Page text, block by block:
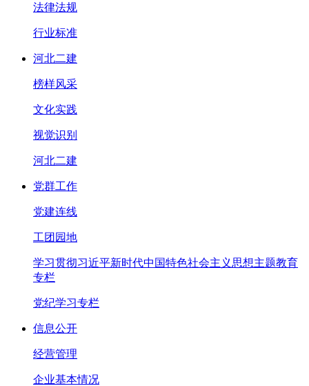
法律法规
行业标准
河北二建
榜样风采
文化实践
视觉识别
河北二建
党群工作
党建连线
工团园地
学习贯彻习近平新时代中国特色社会主义思想主题教育
专栏
党纪学习专栏
信息公开
经营管理
企业基本情况